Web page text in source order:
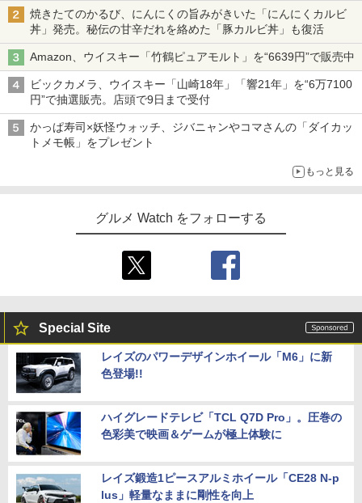
焼きたてのかるび、にんにくの旨みがきいた「にんにくカルビ
丼」発売。秘伝の甘辛だれを絡めた「豚カルビ丼」も復活
Amazon、ウイスキー「竹鶴ピュアモルト」を“6639円”で販売中
ビックカメラ、ウイスキー「山崎18年」「響21年」を“6万7100
円”で抽選販売。店頭で9日まで受付
かっぱ寿司×妖怪ウォッチ、ジバニャンやコマさんの「ダイカッ
トメモ帳」をプレゼント
もっと見る
グルメ Watch をフォローする
Special Site
レイズのパワーデザインホイール「M6」に新
色登場!!
ハイグレードテレビ「TCL Q7D Pro」。圧巻の
色彩美で映画＆ゲームが極上体験に
レイズ鍛造1ピースアルミホイール「CE28 N-p
lus」軽量なままに剛性を向上